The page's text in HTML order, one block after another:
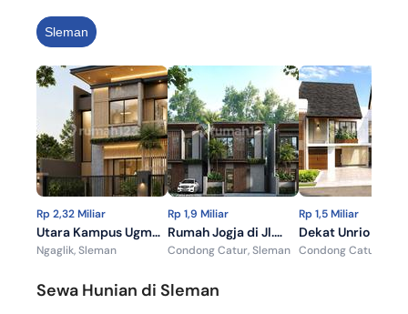
Sleman
Rp 2,32 Miliar
Utara Kampus Ugm
Rumah Jogja di Jl.
Ngaglik, Sleman
Rp 1,9 Miliar
Rumah Jogja di Jl.
Kaliurang Km.7 5
Condong Catur, Sleman
Rp 1,5 Miliar
Dekat Unrio Iklan
Rumah Dijual
Condong Catur,
Sewa Hunian di Sleman